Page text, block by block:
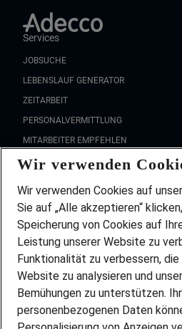
Services
JOBSUCHE
LEBENSLAUF GENERATOR
ZEITARBEIT
PERSONALVERMITTLUNG
MITARBEITER EMPFEHLEN
FAQ
Wir stellen ein!
DEINE BERUFSGRUPPE
DEINE LEBENSSITUATION
PARTNERSHIP WITH AIRBUS
INITIATIV BEWERBEN
ÜBER UNS
Wir verwenden
Wir verwenden Cookies auf
Sie auf „Alle akzeptieren“
Speicherung von Cookies auf
Leistung unserer Website zu
Funktionalität zu verbessern,
Website zu analysieren und
Bemühungen zu unterstützen.
personenbezogenen Daten